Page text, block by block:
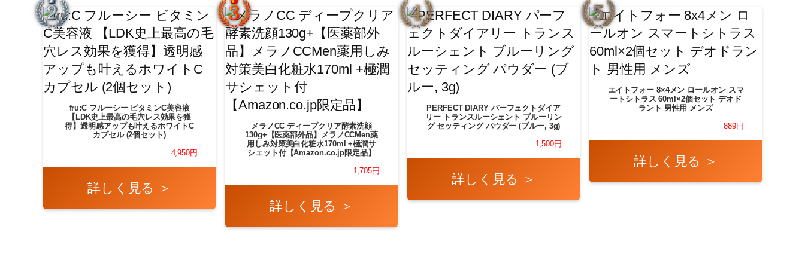
fru:C フルーシー ビタミンC美容液
【LDK史上最高の毛穴レス効果を獲
得】透明感アップも叶えるホワイトC
カプセル (2個セット)
4,950円
詳しく見る ＞
メラノCC ディープクリア酵素洗顔
130g+【医薬部外品】メラノCCMen薬
用しみ対策美白化粧水170ml +極潤サ
シェット付【Amazon.co.jp限定品】
1,705円
詳しく見る ＞
PERFECT DIARY パーフェクトダイア
リー トランスルーシェント ブルーリン
グ セッティング パウダー (ブルー, 3g)
1,500円
詳しく見る ＞
エイトフォー 8×4メン ロールオン スマ
ートシトラス 60ml×2個セット デオド
ラント 男性用 メンズ
889円
詳しく見る ＞